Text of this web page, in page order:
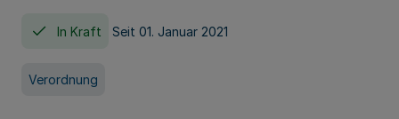
In Kraft Seit 01. Januar 2021
Verordnung